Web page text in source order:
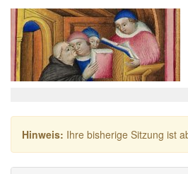
Hinweis: Ihre bisherige Sitzung ist